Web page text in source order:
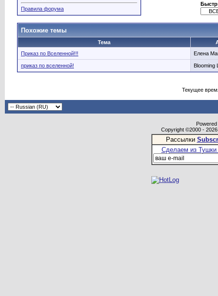
Правила форума
Похожие темы
Тема
Приказ по Вселенной!!!
Елена
приказ по вселенной! Blooming
Текущее
Copyright ©2000 -
Рассылки
Сделаем из Тушки